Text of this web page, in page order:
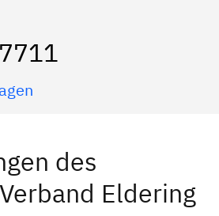
des
Eldering